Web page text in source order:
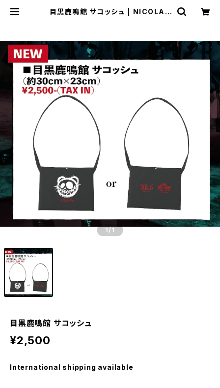
目黒鹿鳴館 サコッシュ | NICOLAS
1 /1
目黒鹿鳴館 サコッシュ
¥2,500
International shipping available